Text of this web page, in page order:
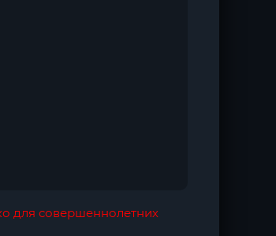
для совершеннолетних